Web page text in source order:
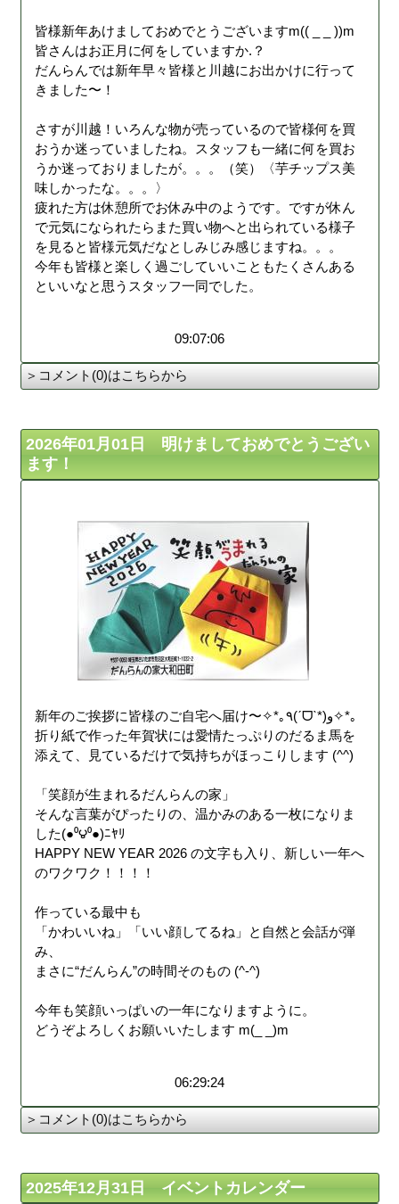
皆様新年あけましておめでとうございますm(( _ _ ))m
皆さんはお正月に何をしていますか.？
だんらんでは新年早々皆様と川越にお出かけに行って
きました〜！
さすが川越！いろんな物が売っているので皆様何を買
おうか迷っていましたね。スタッフも一緒に何を買お
うか迷っておりましたが。。。（笑）〈芋チップス美
味しかったな。。。〉
疲れた方は休憩所でお休み中のようです。ですが休ん
で元気になられたらまた買い物へと出られている様子
を見ると皆様元気だなとしみじみ感じますね。。。
今年も皆様と楽しく過ごしていいこともたくさんある
といいなと思うスタッフ一同でした。
09:07:06
＞コメント(0)はこちらから
2026年01月01日 明けましておめでとうござい
ます！
新年のご挨拶に皆様のご自宅へ届け〜✧*｡٩(ˊᗜˋ*)و✧*｡
折り紙で作った年賀状には愛情たっぷりのだるま馬を
添えて、見ているだけで気持ちがほっこりします (^^)
「笑顔が生まれるだんらんの家」
そんな言葉がぴったりの、温かみのある一枚になりま
した(●⁰౪⁰●)ﾆﾔﾘ
HAPPY NEW YEAR 2026 の文字も入り、新しい一年へ
のワクワク！！！！
作っている最中も
「かわいいね」「いい顔してるね」と自然と会話が弾
み、
まさに“だんらん”の時間そのもの (^-^)
今年も笑顔いっぱいの一年になりますように。
どうぞよろしくお願いいたします m(_ _)m
06:29:24
＞コメント(0)はこちらから
2025年12月31日 イベントカレンダー